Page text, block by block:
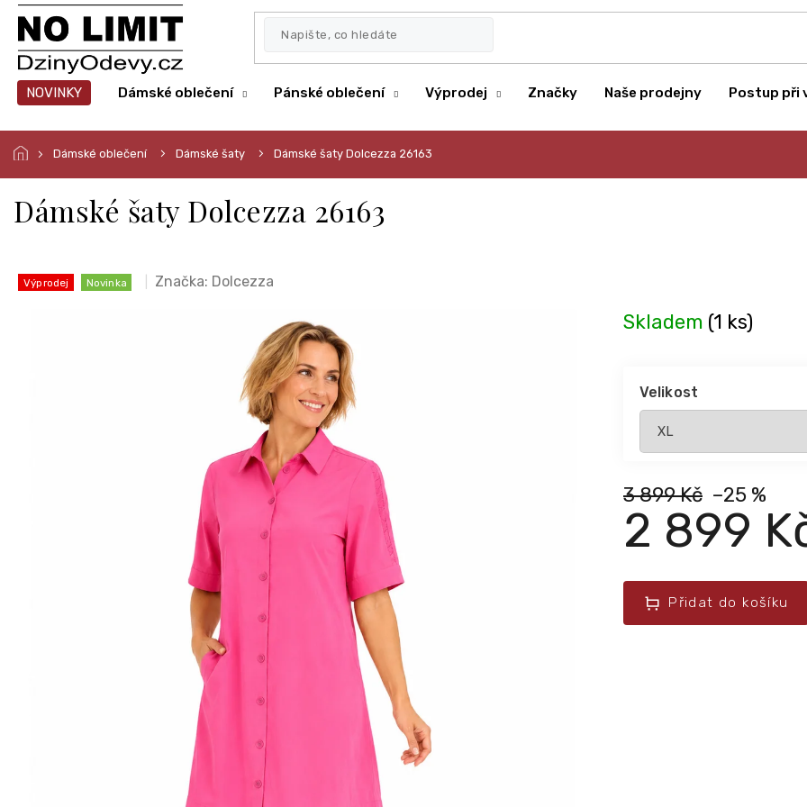
Přejít
obsah
NOVINKY Dámské oblečení Pánské oblečení Výprodej Značky Naše prodejny Postup při
Dámské oblečení Dámské šaty Dámské šaty Dolcezza 26163
Dámské šaty Dolcezza 26163
Výprodej Novinka Značka: Dolcezza
3 899 Kč –25 %
2 899
Skladem (1 ks)
Velikost
Přidat do košíku